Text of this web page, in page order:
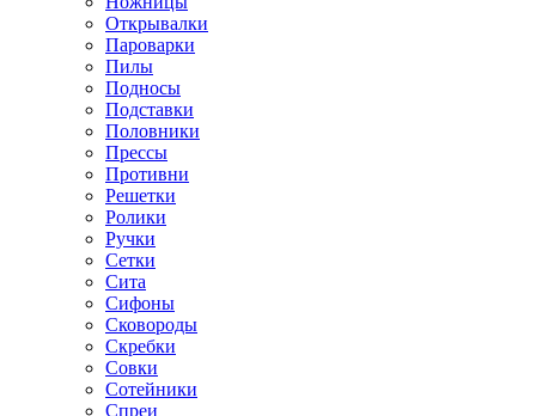
Открывалки
Пароварки
Пилы
Подносы
Подставки
Половники
Прессы
Противни
Решетки
Ролики
Ручки
Сетки
Сита
Сифоны
Сковороды
Скребки
Совки
Сотейники
Спреи